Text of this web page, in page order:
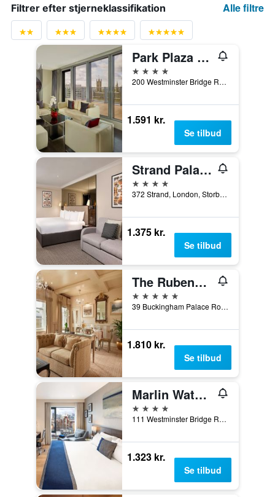
Filtrer efter stjerneklassifikation Alle filtre
Park Plaza Westminster Bridge London
4 stjerner
200 Westminster Bridge Road, London, Storbritannien
1.591 kr.
Se tilbud
Strand Palace Hotel
4 stjerner
372 Strand, London, Storbritannien
1.375 kr.
Se tilbud
The Rubens at the Palace
5 stjerner
39 Buckingham Palace Road, London, Storbritannien
1.810 kr.
Se tilbud
Marlin Waterloo
4 stjerner
111 Westminster Bridge Road, London, Storbritannien
1.323 kr.
Se tilbud